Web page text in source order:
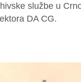
službe u
DA CG.